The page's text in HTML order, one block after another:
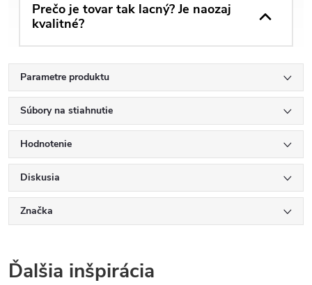
Prečo je tovar tak lacný? Je naozaj
kvalitné?
Parametre produktu
Súbory na stiahnutie
Hodnotenie
Diskusia
Značka
Ďalšia inšpirácia